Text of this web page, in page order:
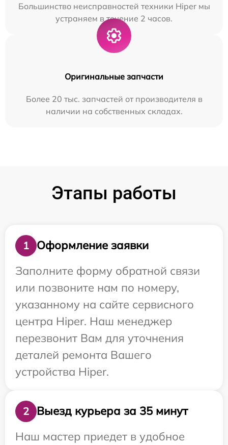
Большинство неисправностей техники Hiper мы
устраняем в течение 2 часов.
Оригинальные запчасти
Более 20 тыс. запчастей от производителя в
наличии на собственных складах.
Этапы работы
1
Оформление заявки
Заполните форму обратной связи
или позвоните нам по номеру,
указанному на сайте сервисного
центра Hiper. Наш менеджер
перезвонит Вам для уточнения
деталей ремонта Вашего
устройства Hiper.
2
Выезд курьера за 35 минут
Наш мастер приедет в удобное